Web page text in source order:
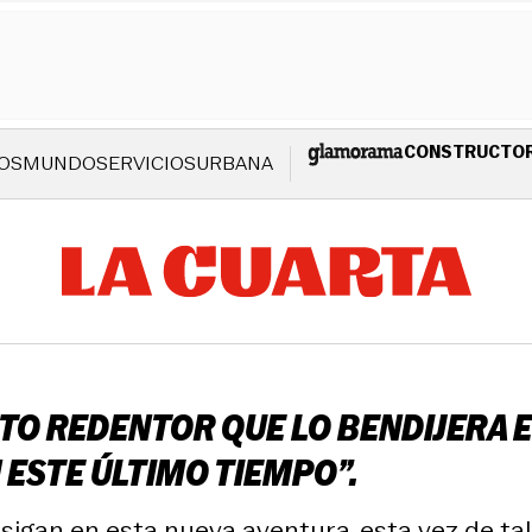
MUNDOSERVICIOSURBANA
REDENTOR QUE LO BENDIJERA
ÚLTIMO TIEMPO”.